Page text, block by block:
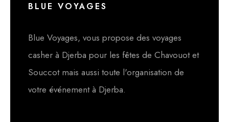
BLUE VOYAGES
Blue Voyages, vous propose des voyages
casher à Djerba pour les fêtes de Chavouot et
Souccot mais aussi toute l'organisation de
votre événement à Djerba.